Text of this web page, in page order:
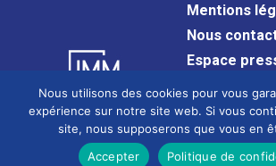
Mentions
Nous
Espace
Glossaire
Site en cours de mise en conformité avec le
Nous utilisons des cookies pour vous
expérience sur notre site web. Si vous
site, nous supposerons que vous en
Accepter
Politique de